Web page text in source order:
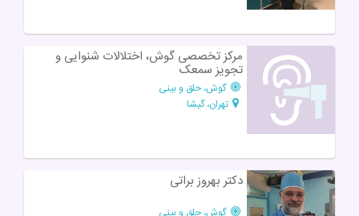
مرکز تخصصی گوش، اختلالات شنوایی و
تجویز سمعک
گوش، حلق و بینی
تهران، گیشا
دکتر بهروز براتی
گوش، حلق و بینی